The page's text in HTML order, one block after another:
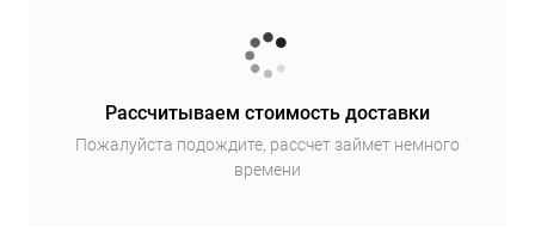
Рассчитываем стоимость доставки
Пожалуйста подождите, рассчет займет немного
времени